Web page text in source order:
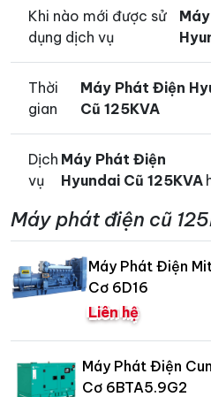
Khi nào mới được sử
dụng dịch vụ
Thời
gian
Máy Phát Điện
Cũ 125KVA
Dịch
vụ
Máy Phát Điện
Hyundai Cũ 125KVA
Máy phát điện cũ
Máy Phát Điện
Cơ 6D16
Liên hệ
Máy Phát Điện
Cơ 6BTA5.9G2